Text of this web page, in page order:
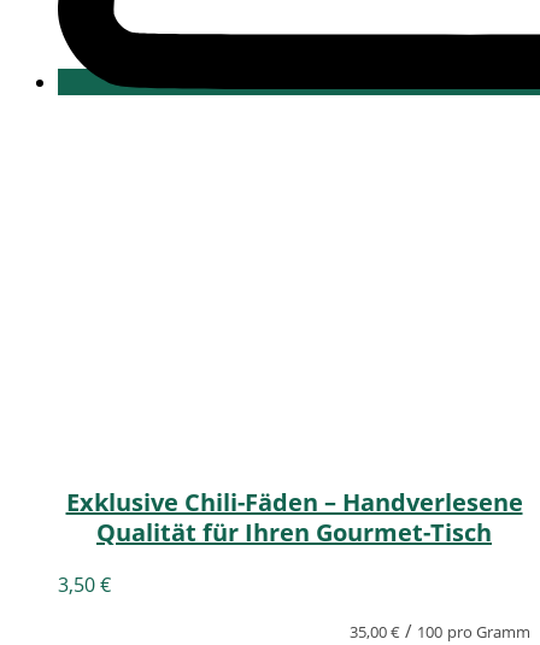
Exklusive Chili-Fäden – Handverlesene
Qualität für Ihren Gourmet-Tisch
3,50€
35,00€ / 100 pro Gramm